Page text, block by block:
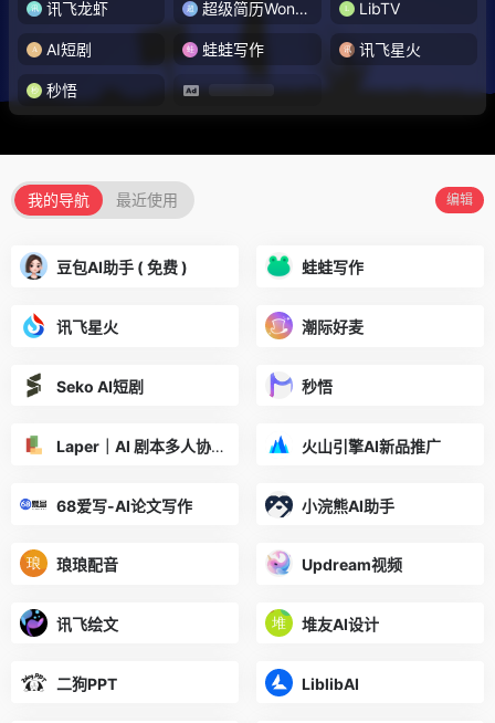
讯飞龙虾 超级简历WonderCV LibTV
AI短剧 蛙蛙写作 讯飞星火
秒悟
我的导航 最近使用 编辑
豆包AI助手 ( 免费 ) 蛙蛙写作
讯飞星火 潮际好麦
Seko AI短剧 秒悟
Laper｜AI 剧本多人协作平台 火山引擎AI新品推广
68爱写-AI论文写作 小浣熊AI助手
琅琅配音 Updream视频
讯飞绘文 堆友AI设计
二狗PPT LiblibAI